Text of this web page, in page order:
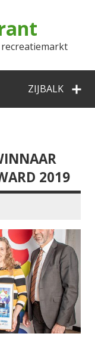
ZIJBALK
2019